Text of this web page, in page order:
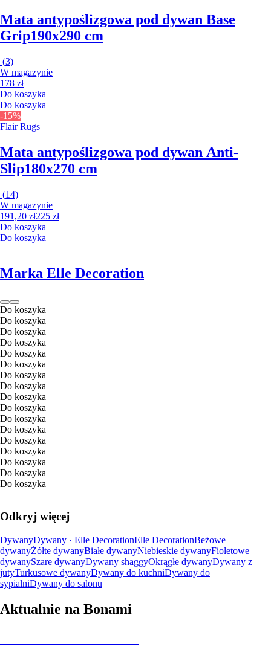
Mata antypoślizgowa pod dywan Base
Grip190x290 cm
(3)
W magazynie
178 zł
Do koszyka
Do koszyka
-15%
Flair Rugs
Mata antypoślizgowa pod dywan Anti-
Slip180x270 cm
(14)
W magazynie
191,20 zł225 zł
Do koszyka
Do koszyka
Marka Elle Decoration
Do koszyka
Do koszyka
Do koszyka
Do koszyka
Do koszyka
Do koszyka
Do koszyka
Do koszyka
Do koszyka
Do koszyka
Do koszyka
Do koszyka
Do koszyka
Do koszyka
Do koszyka
Do koszyka
Do koszyka
Odkryj więcej
DywanyDywany · Elle DecorationElle DecorationBeżowe
dywanyŻółte dywanyBiałe dywanyNiebieskie dywanyFioletowe
dywanySzare dywanyDywany shaggyOkrągłe dywanyDywany z
jutyTurkusowe dywanyDywany do kuchniDywany do
sypialniDywany do salonu
Aktualnie na Bonami